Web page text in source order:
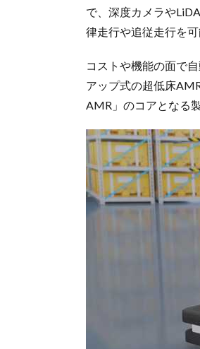
で、深度カメラや
律走行や追従走行を可
コストや機能の面で
アップ式の超低床
AMR」のコアとなる